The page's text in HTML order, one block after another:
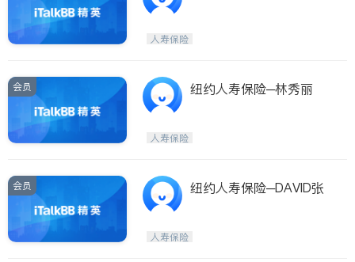
人寿保险
会员 纽约人寿保险─林秀丽
人寿保险
会员 纽约人寿保险─DAVID张
人寿保险